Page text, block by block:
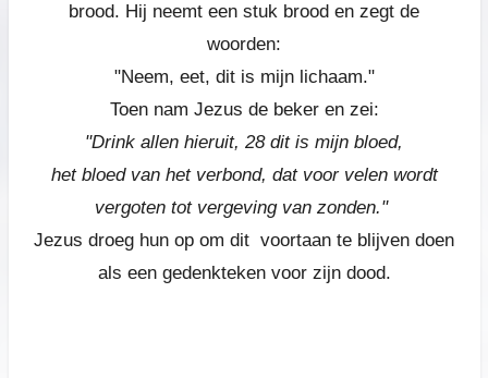
brood. Hij neemt een stuk brood en zegt de
woorden:
"Neem, eet, dit is mijn lichaam."
Toen nam Jezus de beker en zei:
"Drink allen hieruit, 28 dit is mijn bloed,
het bloed van het verbond, dat voor velen wordt
vergoten tot vergeving van zonden."
Jezus droeg hun op om dit voortaan te blijven doen
als een gedenkteken voor zijn dood.